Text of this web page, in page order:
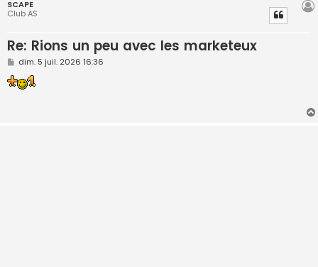
SCAPE
Club AS
Re: Rions un peu avec les marketeux
M
s
s
dim. 5 juil. 2026 16:36